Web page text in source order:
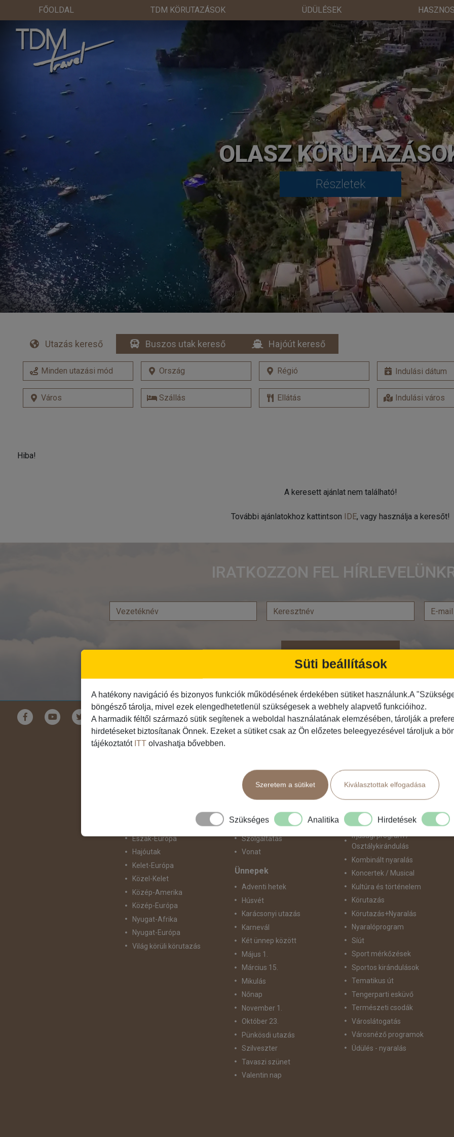
FŐOLDAL TDM KÖRUTAZÁSOK ÜDÜLÉSEK
OLASZ
Részletek
Utazás kereső Buszos utak kereső Hajóút kereső
Hiba!
A keresett ajánlat nem található!
További ajánlatokhoz kattintson IDE, vagy használja a keresőt!
IRATKOZZON FEL
Feliratkozás
Földrészek
Ausztrália
Ázsia
Észak-Európa
Hajóutak
Kelet-Európa
Közel-Kelet
Közép-Amerika
Közép-Európa
Nyugat-Afrika
Nyugat-Európa
Világ körüli körutazás
Közlekedés
Busszal
Fly & Drive
Hajó
repülő+busz
repülő+hajó
Repülővel
Szolgáltatás
Vonat
Ünnepek
Adventi hetek
Húsvét
Karácsonyi utazás
Karnevál
Két ünnep között
Május 1.
Március 15.
Mikulás
Nőnap
November 1.
Október 23.
Pünkösdi utazás
Szilveszter
Tavaszi szünet
Valentin nap
Programtípus
1 napos utak
Egzotikus út
Fesztiválok
Golfút
Gyalogtúra
Hajóút
Ifjúsági program /
Osztálykirándulás
Kombinált nyaralás
Koncertek / Musical
Kultúra és történelem
Körutazás
Körutazás+Nyaralás
Nyaralóprogram
Síút
Sport mérkőzések
Sportos kirándulások
Tematikus út
Tengerparti esküvő
Természeti csodák
Városlátogatás
Városnéző programok
Üdülés - nyaralás
Süti beállítások
A hatékony navigáció és bizonyos funkciók működésének érdekében sütiket használunk.A
böngésző tárolja, mivel ezek elengedhetetlenül szükségesek a webhely alapvető funkcióihoz.
A harmadik féltől származó sütik segítenek a weboldal használatának elemzésében, tárolják a
hirdetéseket biztosítanak Önnek. Ezeket a sütiket csak az Ön előzetes beleegyezésével tároljuk a
tájékoztatót ITT olvashatja bővebben.
Szeretem a sütiket Kiválasztottak elfogadása
Szükséges Analitika Hirdetések